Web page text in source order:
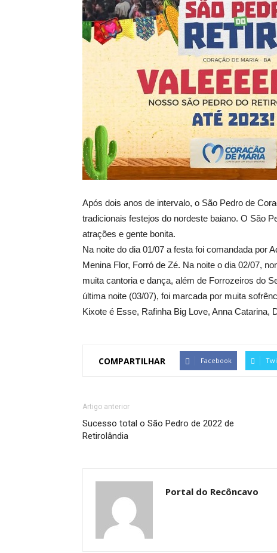
Após dois anos de intervalo, o São Pedro de
tradicionais festejos do nordeste baiano. O São
atrações e gente bonita.
Na noite do dia 01/07 a festa foi comandada por
Menina Flor, Forró de Zé. Na noite o dia 02/07,
muita cantoria e dança, além de Forrozeiros do
última noite (03/07), foi marcada por muita
Kixote é Esse, Rafinha Big Love, Anna Catarina,
COMPARTILHAR Facebook
Artigo anterior
Sucesso total o São Pedro de 2022 de
Retirolândia
Portal do Recôncavo